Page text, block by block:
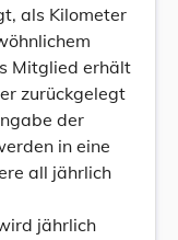
als Kilometer
Mitglied erhält
zurückgelegt
der
in eine
all jährlich
jährlich